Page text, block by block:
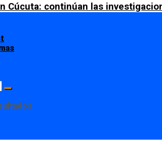
Cúcuta: continúan las